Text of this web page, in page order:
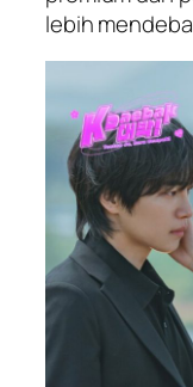
lebih